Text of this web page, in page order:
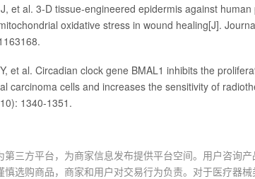
et al. 3-D tissue-engineered epidermis against
oxidative stress in wound healing[J].
et al. Circadian clock gene BMAL1 inhibits the
carcinoma cells and increases the sensitivity of
1340-1351.
第三方平台，为商家信息发布提供平台空间。用户咨询
慎选购商品，商家和用户对交易行为负责。对于医疗器